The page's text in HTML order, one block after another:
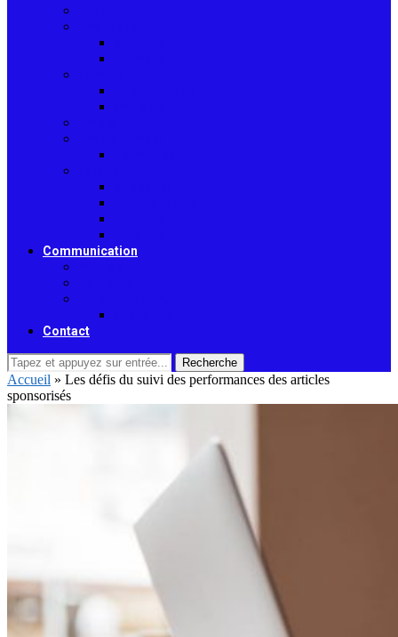
Communication
Contact
Recherche
Accueil » Les défis du suivi des performances des articles
sponsorisés